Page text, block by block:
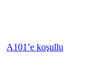
A101’e koşullu